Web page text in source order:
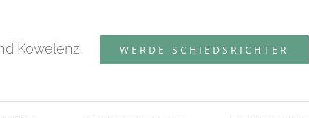
Kowelenz. WERDE SCHIEDSRICHTER